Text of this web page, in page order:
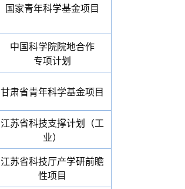
国家青年科学基金项目
中国科学院院地合作
专项计划
甘肃省青年科学基金项目
江苏省科技支撑计划（工
业）
江苏省科技厅产学研前瞻
性项目